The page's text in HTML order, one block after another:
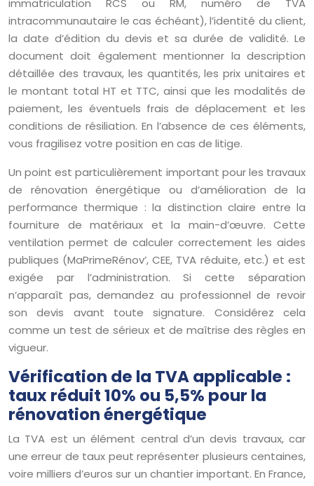
immatriculation RCS ou RM, numéro de TVA
intracommunautaire le cas échéant), l’identité du client,
la date d’édition du devis et sa durée de validité. Le
document doit également mentionner la description
détaillée des travaux, les quantités, les prix unitaires et
le montant total HT et TTC, ainsi que les modalités de
paiement, les éventuels frais de déplacement et les
conditions de résiliation. En l’absence de ces éléments,
vous fragilisez votre position en cas de litige.
Un point est particulièrement important pour les travaux
de rénovation énergétique ou d’amélioration de la
performance thermique : la distinction claire entre la
fourniture de matériaux et la main-d’œuvre. Cette
ventilation permet de calculer correctement les aides
publiques (MaPrimeRénov’, CEE, TVA réduite, etc.) et est
exigée par l’administration. Si cette séparation
n’apparaît pas, demandez au professionnel de revoir
son devis avant toute signature. Considérez cela
comme un test de sérieux et de maîtrise des règles en
vigueur.
Vérification de la TVA applicable :
taux réduit 10% ou 5,5% pour la
rénovation énergétique
La TVA est un élément central d’un devis travaux, car
une erreur de taux peut représenter plusieurs centaines,
voire milliers d’euros sur un chantier important. En France,